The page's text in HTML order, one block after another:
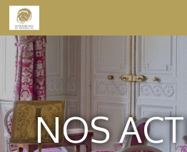
Skip to content
NOS